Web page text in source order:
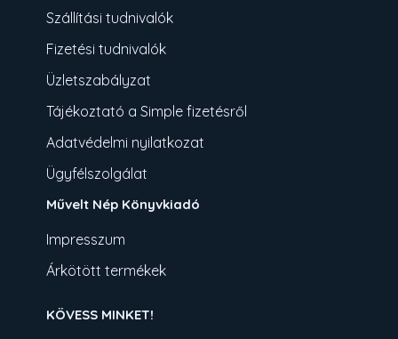
Szállítási tudnivalók
Fizetési tudnivalók
Üzletszabályzat
Tájékoztató a Simple fizetésről
Adatvédelmi nyilatkozat
Ügyfélszolgálat
Művelt Nép Könyvkiadó
Impresszum
Árkötött termékek
KÖVESS MINKET!